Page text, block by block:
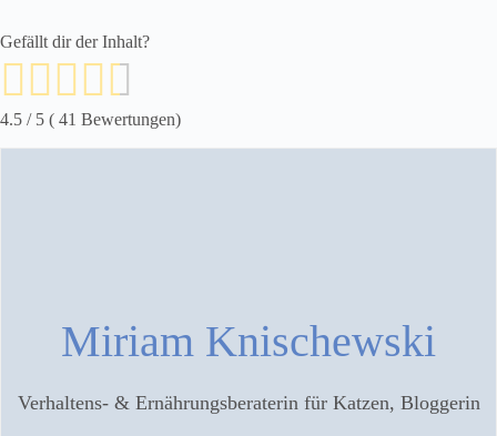
Gefällt dir der Inhalt?
4.5 / 5 ( 41 Bewertungen)
Miriam Knischewski
Verhaltens- & Ernährungsberaterin für Katzen, Bloggerin